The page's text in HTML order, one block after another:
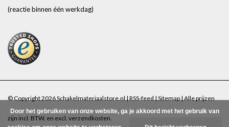
(reactie binnen één werkdag)
© Copyright 2026 Schakelmateriaalstore.nl | RSS-feed | Sitemap | Alle prijzen
zijn incl. BTW. en excl. verzendkosten
Door het gebruiken van onze website, ga je akkoord met het gebruik van